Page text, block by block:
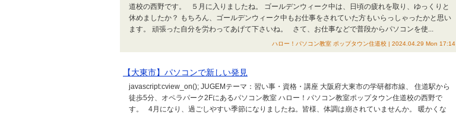
道校の西野です。 ５月に入りましたね。 ゴールデンウィーク中は、日頃の疲れを取り、ゆっくりと
休めましたか？ もちろん、ゴールデンウィーク中もお仕事をされていた方もいらっしゃったかと思い
ます。 頑張った自分を労わってあげて下さいね。 さて、お仕事などで普段からパソコンを使...
ハロー！パソコン教室 ポップタウン住道校 | 2024.04.29 Mon 17:14
【大東市】パソコンで新しい発見
javascript:cview_on(); JUGEMテーマ：習い事・資格・講座 大阪府大東市の学研都市線、 住道駅から
徒歩5分、オペラパーク2Fにあるパソコン教室 ハロー！パソコン教室ポップタウン住道校の西野で
す。 4月になり、過ごしやすい季節になりましたね。皆様、体調は崩されていませんか。 暖かくな